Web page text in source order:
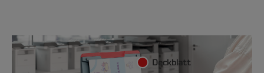
Deckblatt